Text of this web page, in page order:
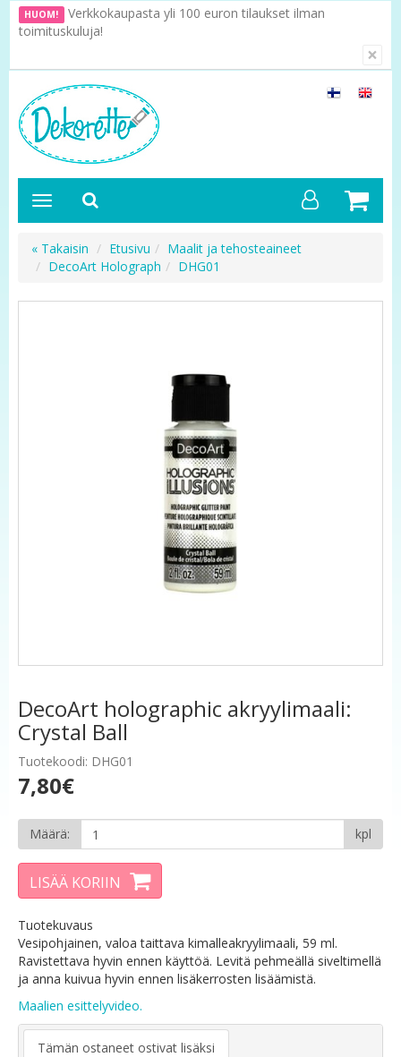
HUOM! Verkkokaupasta yli 100 euron tilaukset ilman
toimituskuluja!
×
« Takaisin Etusivu
Maalit ja tehosteaineet
DecoArt Holograph
DHG01
DecoArt holographic akryylimaali:
Crystal Ball
Tuotekoodi: DHG01
7,80€
Määrä: kpl
LISÄÄ KORIIN
Tuotekuvaus
Vesipohjainen, valoa taittava kimalleakryylimaali, 59 ml.
Ravistettava hyvin ennen käyttöä. Levitä pehmeällä siveltimellä
ja anna kuivua hyvin ennen lisäkerrosten lisäämistä.
Maalien esittelyvideo.
Tämän ostaneet ostivat lisäksi